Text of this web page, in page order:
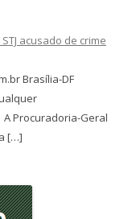
acusado de crime
Brasília-DF
Procuradoria-Geral
[…]